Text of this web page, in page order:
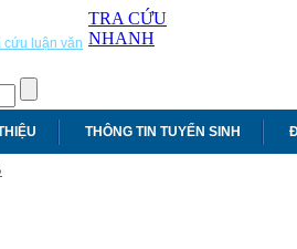
cứu luận văn
TRA CỨU
NHANH
THÔNG TIN TUYỂN SINH